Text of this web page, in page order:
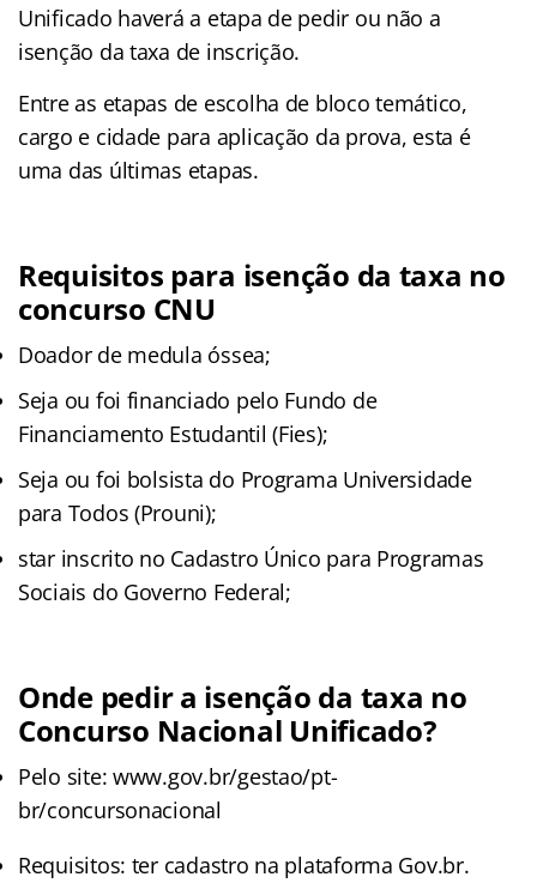
Unificado haverá a etapa de pedir ou não a
isenção da taxa de inscrição.
Entre as etapas de escolha de bloco temático,
cargo e cidade para aplicação da prova, esta é
uma das últimas etapas.
Requisitos para isenção da taxa no
concurso CNU
Doador de medula óssea;
Seja ou foi financiado pelo Fundo de
Financiamento Estudantil (Fies);
Seja ou foi bolsista do Programa Universidade
para Todos (Prouni);
star inscrito no Cadastro Único para Programas
Sociais do Governo Federal;
Onde pedir a isenção da taxa no
Concurso Nacional Unificado?
Pelo site: www.gov.br/gestao/pt-
br/concursonacional
Requisitos: ter cadastro na plataforma Gov.br.